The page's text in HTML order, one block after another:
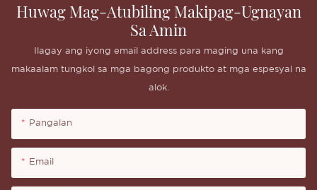
Huwag Mag-Atubiling Makipag-Ugnayan
Sa Amin
Ilagay ang iyong email address para maging una kang
makaalam tungkol sa mga bagong produkto at mga espesyal na
alok.
Pangalan
Email